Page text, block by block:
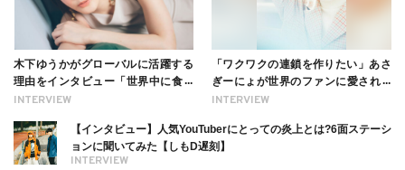
INTERVIEW
木下ゆうかがグローバルに活躍する
理由をインタビュー「世界中に食べ
る幸せを伝えたい」新事務所加入に
INTERVIEW
「ワクワクの連鎖を作りたい」あさ
ぎーにょが世界のファンに愛される
理由【インタビュー】
INTERVIEW
【インタビュー】人気YouTuberにとっての炎上とは?6面ステーシ
ョンに聞いてみた【しもD遅刻】